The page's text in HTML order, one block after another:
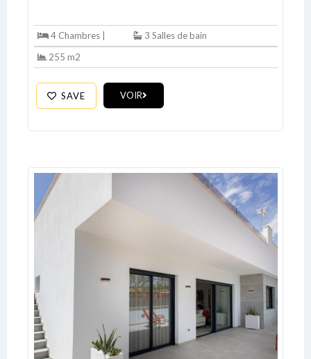
4 Chambres |
3 Salles de bain
255 m2
SAVE VOIR
LOGIN
Lost your password?